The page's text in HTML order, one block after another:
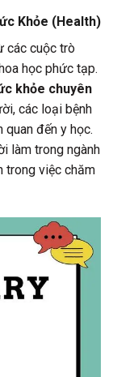
Khỏe (Health)
các cuộc trò
học phức tạp.
khỏe chuyên
các loại bệnh
đến y học.
làm trong ngành
trong việc chăm